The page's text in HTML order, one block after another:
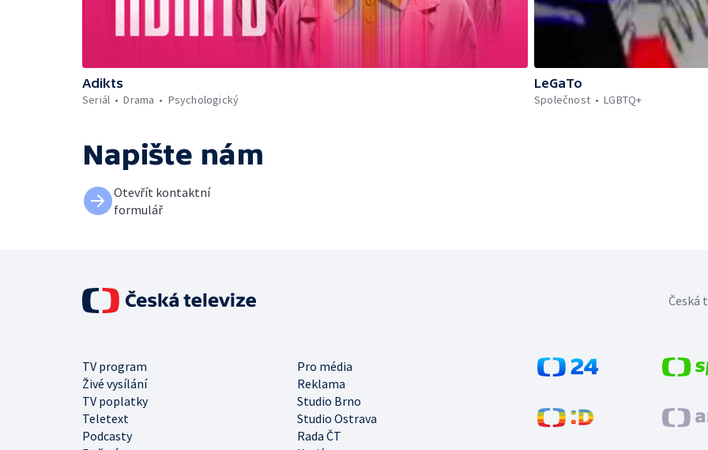
Adikts
Seriál
Drama Psychologický
LeGaTo
Společnost
LGBTQ+
Napište nám
Otevřít kontaktní
formulář
TV program
Pro média
Živé vysílání
Reklama
TV poplatky
Studio Brno
Teletext
Studio Ostrava
Podcasty
Rada ČT
Česká